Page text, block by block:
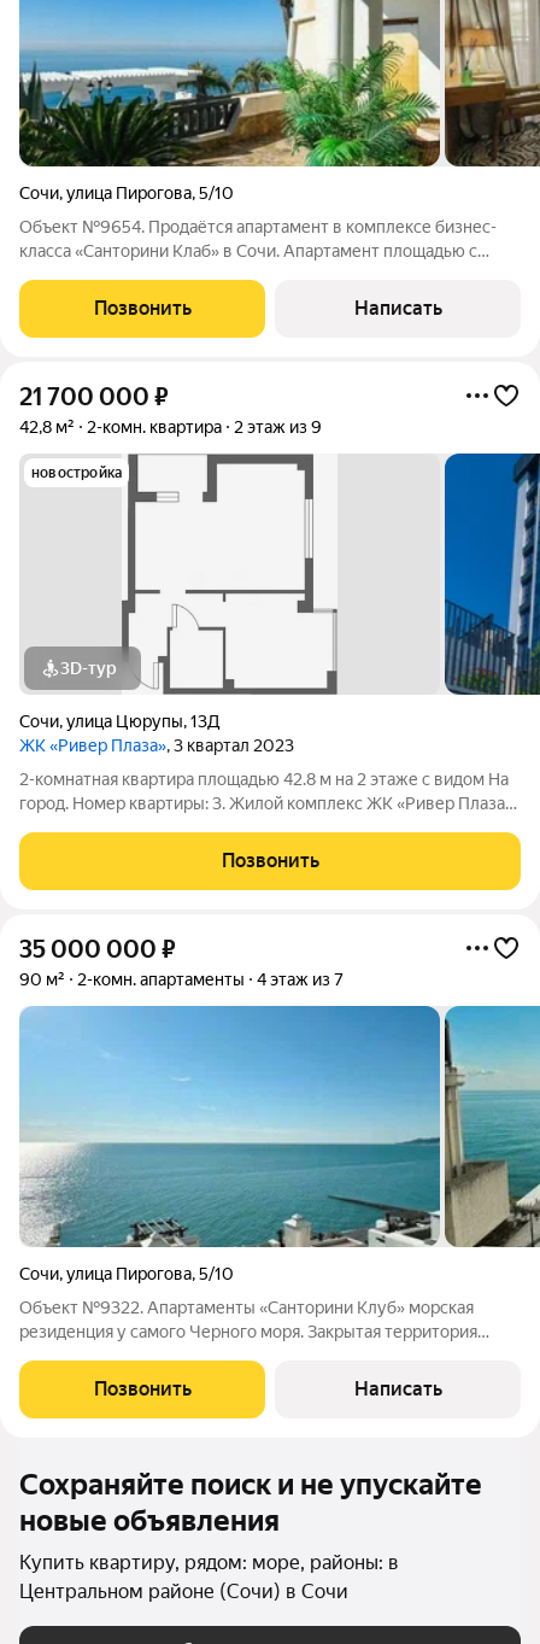
Сочи,улица Пирогова,5/10
Объект №9654. Продаётся апартамент в комплексе бизнес-
класса «Санторини Клаб» в Сочи. Апартамент площадью с
просторная кухня-гостиная, два санузла и лоджия с прямым
видом на море. Выполнен новый
Позвонить Написать
21 700 000 ₽
42,8 м² 2-комн. квартира 2 этаж из 9
новостройка
3D-тур
Сочи,улица Цюрупы,13Д
ЖК «Ривер Плаза», 3 квартал 2023
2-комнатная квартира площадью 42.8 м на 2 этаже с видом На
город. Номер квартиры: 3. Жилой комплекс ЖК «Ривер Плаза»
Позвонить
35 000 000 ₽
90 м² 2-комн. апартаменты 4 этаж из 7
Сочи,улица Пирогова,5/10
Объект №9322. Апартаменты «Санторини Клуб» морская
резиденция у самого Черного моря. Закрытая территория
комплекс: Комплекс бизнес-класса выполнен в стиле
греческого острова «Санторини» солнечный,
Позвонить Написать
Сохраняйте поиск и не упускайте
новые объявления
Купить квартиру, рядом: море, районы: в
Центральном районе (Сочи) в Сочи